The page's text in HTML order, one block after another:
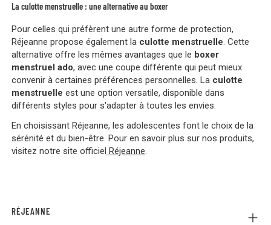
La culotte menstruelle : une alternative au boxer
Pour celles qui préfèrent une autre forme de protection,
Réjeanne propose également la culotte menstruelle. Cette
alternative offre les mêmes avantages que le boxer
menstruel ado, avec une coupe différente qui peut mieux
convenir à certaines préférences personnelles. La culotte
menstruelle est une option versatile, disponible dans
différents styles pour s'adapter à toutes les envies.
En choisissant Réjeanne, les adolescentes font le choix de la
sérénité et du bien-être. Pour en savoir plus sur nos produits,
visitez notre site officiel Réjeanne
RÉJEANNE